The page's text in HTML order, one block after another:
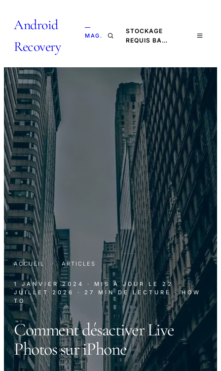
Android
Recovery
—
MAG.
STOCKAGE
REQUIS BA…
ACCUEIL · ARTICLES
1 JANVIER 2024 · MIS À JOUR LE 22
JUILLET 2026
· 27 MIN DE LECTURE
· HOW
TO
Comment désactiver Live
Photos sur iPhone